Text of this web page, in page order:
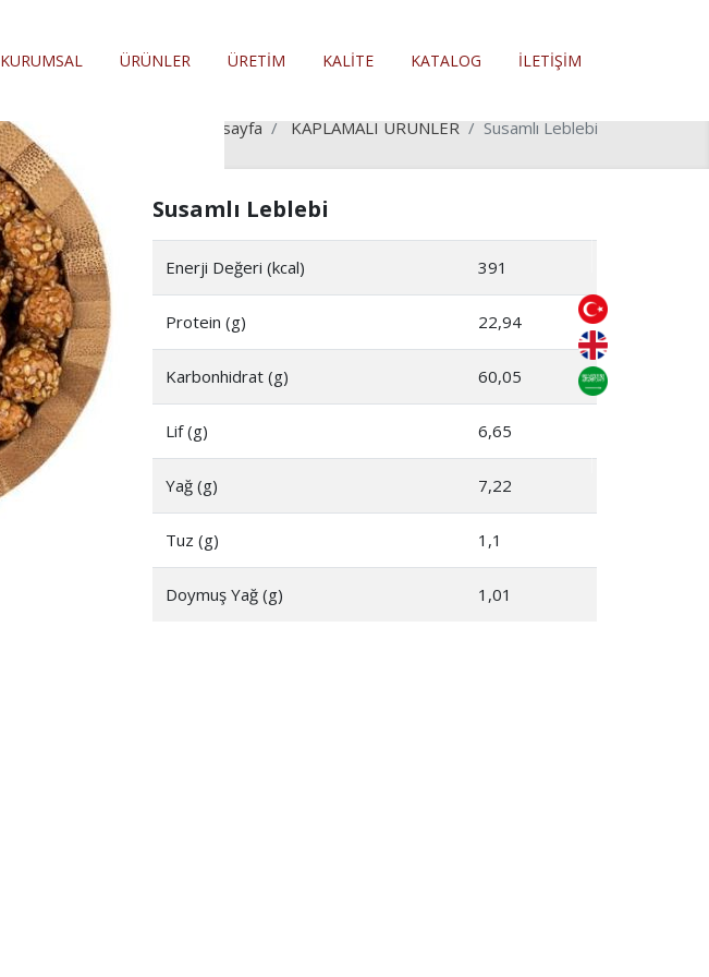
KURUMSAL ÜRÜNLER ÜRETIM KALITE KATALOG İLETIŞIM
Anasayfa KAPLAMALI ÜRÜNLER Susamlı Leblebi
Susamlı Leblebi
Enerji Değeri (kcal) 391
Protein (g) 22,94
Karbonhidrat (g) 60,05
Lif (g) 6,65
Yağ (g) 7,22
Tuz (g) 1,1
Doymuş Yağ (g) 1,01